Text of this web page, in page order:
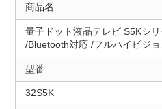
商品名
量子ドット液晶テレビ S5Kシ
/Bluetooth対応 /フルハイビジョ
型番
32S5K